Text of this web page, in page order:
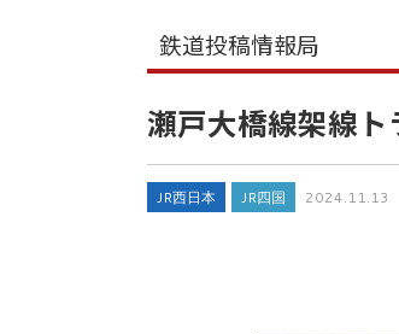
鉄道投稿情報局
瀬戸大橋線架線
JR西日本 JR四国 2024.11.13